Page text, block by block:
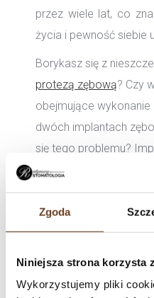
Zgoda
Niniejsza strona korzysta
Wykorzystujemy pliki
przez wiele lat, co
życia i pewność siebie
Borykasz się z
protezą zębową? Czy
obejmujące
dwóch implantach
się tego problemu?
stomatologiczna
przewrócić piękny
wykonywane w
Stomatologia w
Zapraszamy już dziś